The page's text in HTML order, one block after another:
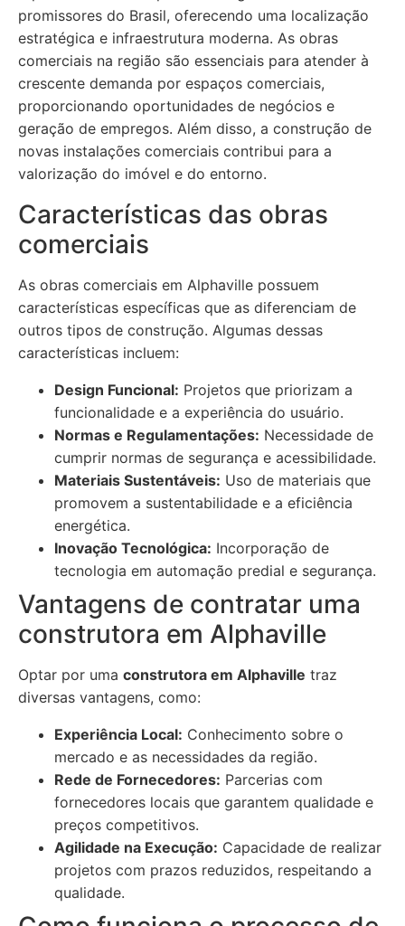
promissores do Brasil, oferecendo uma localização
estratégica e infraestrutura moderna. As obras
comerciais na região são essenciais para atender à
crescente demanda por espaços comerciais,
proporcionando oportunidades de negócios e
geração de empregos. Além disso, a construção de
novas instalações comerciais contribui para a
valorização do imóvel e do entorno.
Características das obras
comerciais
As obras comerciais em Alphaville possuem
características específicas que as diferenciam de
outros tipos de construção. Algumas dessas
características incluem:
Design Funcional: Projetos que priorizam a
funcionalidade e a experiência do usuário.
Normas e Regulamentações: Necessidade de
cumprir normas de segurança e acessibilidade.
Materiais Sustentáveis: Uso de materiais que
promovem a sustentabilidade e a eficiência
energética.
Inovação Tecnológica: Incorporação de
tecnologia em automação predial e segurança.
Vantagens de contratar uma
construtora em Alphaville
Optar por uma construtora em Alphaville traz
diversas vantagens, como:
Experiência Local: Conhecimento sobre o
mercado e as necessidades da região.
Rede de Fornecedores: Parcerias com
fornecedores locais que garantem qualidade e
preços competitivos.
Agilidade na Execução: Capacidade de realizar
projetos com prazos reduzidos, respeitando a
qualidade.